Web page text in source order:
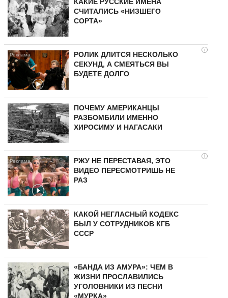
СЧИТАЛИСЬ «НИЗШЕГО
СОРТА»
i
РОЛИК ДЛИТСЯ НЕСКОЛЬКО
СЕКУНД, А СМЕЯТЬСЯ ВЫ
БУДЕТЕ ДОЛГО
ПОЧЕМУ АМЕРИКАНЦЫ
РАЗБОМБИЛИ ИМЕННО
ХИРОСИМУ И НАГАСАКИ
i
РЖУ НЕ ПЕРЕСТАВАЯ, ЭТО
ВИДЕО ПЕРЕСМОТРИШЬ НЕ
РАЗ
КАКОЙ НЕГЛАСНЫЙ КОДЕКС
БЫЛ У СОТРУДНИКОВ КГБ
СССР
«БАНДА ИЗ АМУРА»: ЧЕМ В
ЖИЗНИ ПРОСЛАВИЛИСЬ
УГОЛОВНИКИ ИЗ ПЕСНИ
«МУРКА»